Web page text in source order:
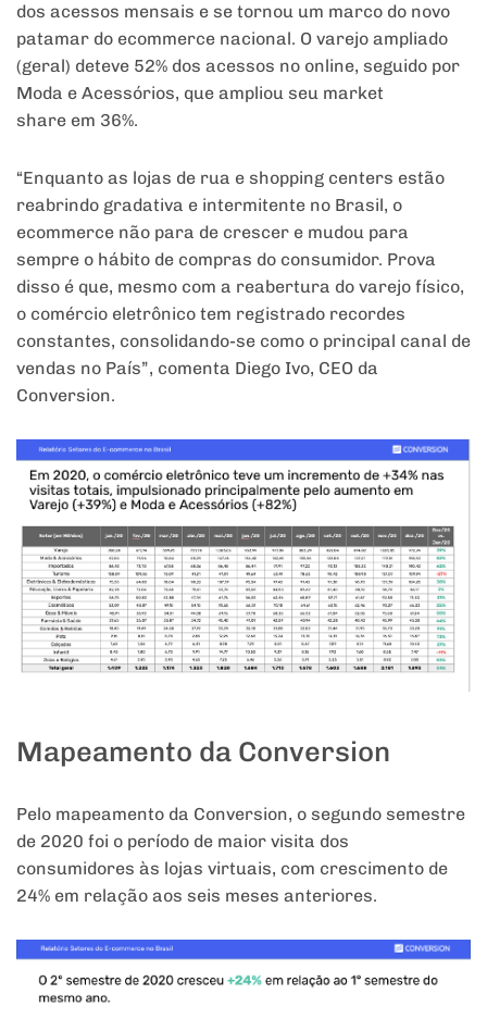
dos acessos mensais e se tornou um marco do novo
patamar do ecommerce nacional. O varejo ampliado
(geral) deteve 52% dos acessos no online, seguido por
Moda e Acessórios, que ampliou seu market
share em 36%.
“Enquanto as lojas de rua e shopping centers estão
reabrindo gradativa e intermitente no Brasil, o
ecommerce não para de crescer e mudou para
sempre o hábito de compras do consumidor. Prova
disso é que, mesmo com a reabertura do varejo físico,
o comércio eletrônico tem registrado recordes
constantes, consolidando-se como o principal canal de
vendas no País”, comenta Diego Ivo, CEO da
Conversion.
Mapeamento da Conversion
Pelo mapeamento da Conversion, o segundo semestre
de 2020 foi o período de maior visita dos
consumidores às lojas virtuais, com crescimento de
24% em relação aos seis meses anteriores.